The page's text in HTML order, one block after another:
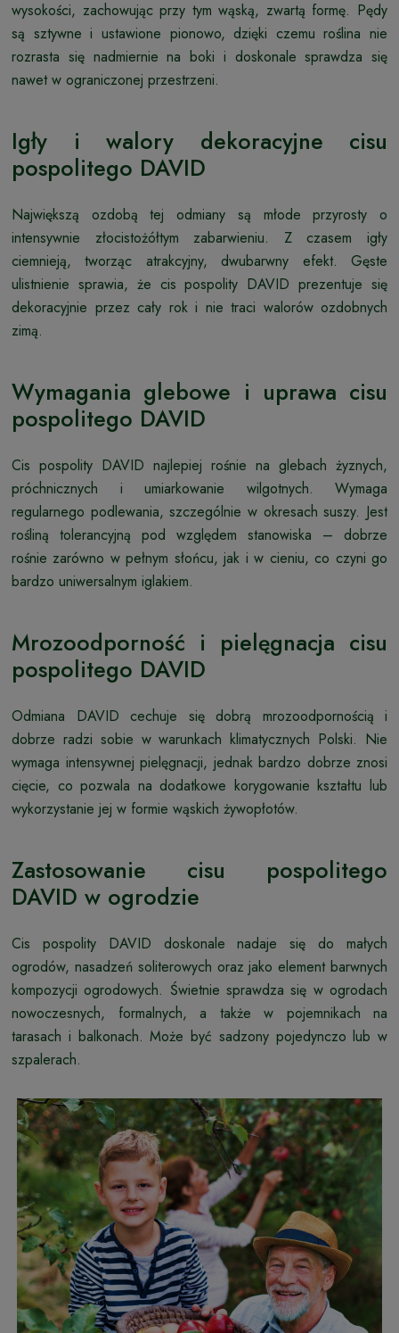
wysokości, zachowując przy tym wąską, zwartą formę. Pędy
są sztywne i ustawione pionowo, dzięki czemu roślina nie
rozrasta się nadmiernie na boki i doskonale sprawdza się
nawet w ograniczonej przestrzeni.
Igły i walory dekoracyjne cisu
pospolitego DAVID
Największą ozdobą tej odmiany są młode przyrosty o
intensywnie złocistożółtym zabarwieniu. Z czasem igły
ciemnieją, tworząc atrakcyjny, dwubarwny efekt. Gęste
ulistnienie sprawia, że cis pospolity DAVID prezentuje się
dekoracyjnie przez cały rok i nie traci walorów ozdobnych
zimą.
Wymagania glebowe i uprawa cisu
pospolitego DAVID
Cis pospolity DAVID najlepiej rośnie na glebach żyznych,
próchnicznych i umiarkowanie wilgotnych. Wymaga
regularnego podlewania, szczególnie w okresach suszy. Jest
rośliną tolerancyjną pod względem stanowiska – dobrze
rośnie zarówno w pełnym słońcu, jak i w cieniu, co czyni go
bardzo uniwersalnym iglakiem.
Mrozoodporność i pielęgnacja cisu
pospolitego DAVID
Odmiana DAVID cechuje się dobrą mrozoodpornością i
dobrze radzi sobie w warunkach klimatycznych Polski. Nie
wymaga intensywnej pielęgnacji, jednak bardzo dobrze znosi
cięcie, co pozwala na dodatkowe korygowanie kształtu lub
wykorzystanie jej w formie wąskich żywopłotów.
Zastosowanie cisu pospolitego
DAVID w ogrodzie
Cis pospolity DAVID doskonale nadaje się do małych
ogrodów, nasadzeń soliterowych oraz jako element barwnych
kompozycji ogrodowych. Świetnie sprawdza się w ogrodach
nowoczesnych, formalnych, a także w pojemnikach na
tarasach i balkonach. Może być sadzony pojedynczo lub w
szpalerach.